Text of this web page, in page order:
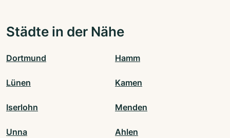
Städte in der Nähe
Dortmund Hamm
Lünen Kamen
Iserlohn Menden
Unna Ahlen